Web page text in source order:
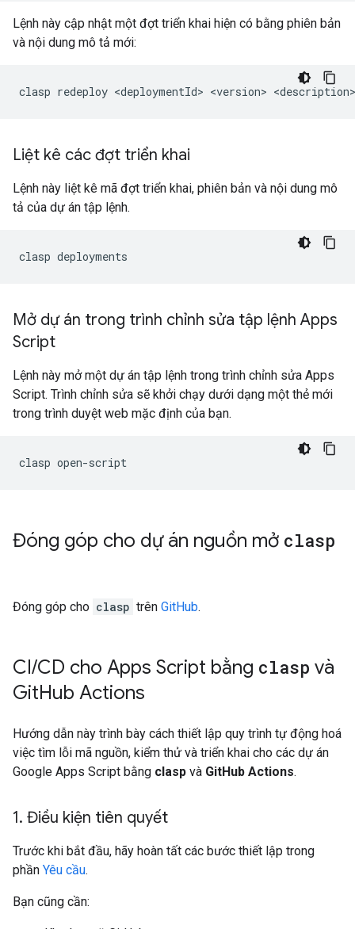
Lệnh này cập nhật một đợt triển khai hiện có bằng phiên bản
và nội dung mô tả mới:
Liệt kê các đợt triển khai
Lệnh này liệt kê mã đợt triển khai, phiên bản và nội dung mô
tả của dự án tập lệnh.
Mở dự án trong trình chỉnh sửa tập lệnh Apps
Script
Lệnh này mở một dự án tập lệnh trong trình chỉnh sửa Apps
Script. Trình chỉnh sửa sẽ khởi chạy dưới dạng một thẻ mới
trong trình duyệt web mặc định của bạn.
Đóng góp cho dự án nguồn mở clasp
Đóng góp cho clasp trên GitHub.
CI/CD cho Apps Script bằng clasp và
GitHub Actions
Hướng dẫn này trình bày cách thiết lập quy trình tự động hoá
việc tìm lỗi mã nguồn, kiểm thử và triển khai cho các dự án
Google Apps Script bằng clasp và GitHub Actions.
1. Điều kiện tiên quyết
Trước khi bắt đầu, hãy hoàn tất các bước thiết lập trong
phần Yêu cầu.
Bạn cũng cần: